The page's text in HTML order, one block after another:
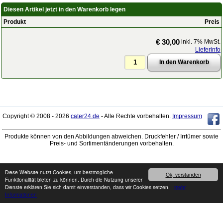
Ok, verstanden
Diese Website nutzt Cookies, um bestmögliche
Funktionalität bieten zu können. Durch die Nutzung unserer
Dienste erklären Sie sich damit einverstanden, dass wir Cookies setzen. mehr
Informationen
Diesen Artikel jetzt in den Warenkorb legen
Produkt
Preis
€ 30,00 inkl. 7% MwSt.
Lieferinfo
Copyright © 2008 - 2026 cater24.de - Alle Rechte vorbehalten. Impressum
Produkte können von den Abbildungen abweichen. Druckfehler / Irrtümer sowie
Preis- und Sortimentänderungen vorbehalten.